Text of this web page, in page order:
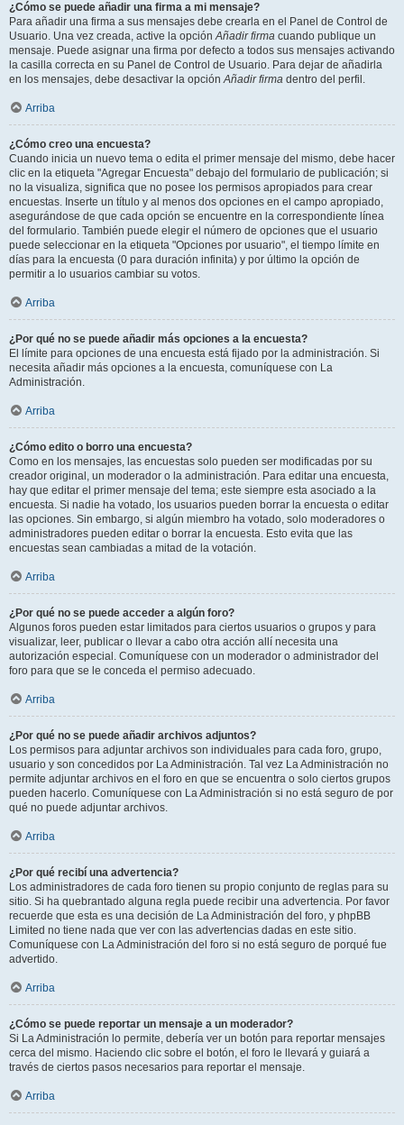
¿Cómo se puede añadir una firma a mi mensaje?
Para añadir una firma a sus mensajes debe crearla en el Panel de Control de
Usuario. Una vez creada, active la opciónAñadir firma cuando publique un
mensaje. Puede asignar una firma por defecto a todos sus mensajes activando
la casilla correcta en su Panel de Control de Usuario. Para dejar de añadirla
en los mensajes, debe desactivar la opciónAñadir firma dentro del perfil.
Arriba
¿Cómo creo una encuesta?
Cuando inicia un nuevo tema o edita el primer mensaje del mismo, debe hacer
clic en la etiqueta "Agregar Encuesta" debajo del formulario de publicación; si
no la visualiza, significa que no posee los permisos apropiados para crear
encuestas. Inserte un título y al menos dos opciones en el campo apropiado,
asegurándose de que cada opción se encuentre en la correspondiente línea
del formulario. También puede elegir el número de opciones que el usuario
puede seleccionar en la etiqueta "Opciones por usuario", el tiempo límite en
días para la encuesta (0 para duración infinita) y por último la opción de
permitir a lo usuarios cambiar su votos.
Arriba
¿Por qué no se puede añadir más opciones a la encuesta?
El límite para opciones de una encuesta está fijado por la administración. Si
necesita añadir más opciones a la encuesta, comuníquese con La
Administración.
Arriba
¿Cómo edito o borro una encuesta?
Como en los mensajes, las encuestas solo pueden ser modificadas por su
creador original, un moderador o la administración. Para editar una encuesta,
hay que editar el primer mensaje del tema; este siempre esta asociado a la
encuesta. Si nadie ha votado, los usuarios pueden borrar la encuesta o editar
las opciones. Sin embargo, si algún miembro ha votado, solo moderadores o
administradores pueden editar o borrar la encuesta. Esto evita que las
encuestas sean cambiadas a mitad de la votación.
Arriba
¿Por qué no se puede acceder a algún foro?
Algunos foros pueden estar limitados para ciertos usuarios o grupos y para
visualizar, leer, publicar o llevar a cabo otra acción allí necesita una
autorización especial. Comuníquese con un moderador o administrador del
foro para que se le conceda el permiso adecuado.
Arriba
¿Por qué no se puede añadir archivos adjuntos?
Los permisos para adjuntar archivos son individuales para cada foro, grupo,
usuario y son concedidos por La Administración. Tal vez La Administración no
permite adjuntar archivos en el foro en que se encuentra o solo ciertos grupos
pueden hacerlo. Comuníquese con La Administración si no está seguro de por
qué no puede adjuntar archivos.
Arriba
¿Por qué recibí una advertencia?
Los administradores de cada foro tienen su propio conjunto de reglas para su
sitio. Si ha quebrantado alguna regla puede recibir una advertencia. Por favor
recuerde que esta es una decisión de La Administración del foro, y phpBB
Limited no tiene nada que ver con las advertencias dadas en este sitio.
Comuníquese con La Administración del foro si no está seguro de porqué fue
advertido.
Arriba
¿Cómo se puede reportar un mensaje a un moderador?
Si La Administración lo permite, debería ver un botón para reportar mensajes
cerca del mismo. Haciendo clic sobre el botón, el foro le llevará y guiará a
través de ciertos pasos necesarios para reportar el mensaje.
Arriba